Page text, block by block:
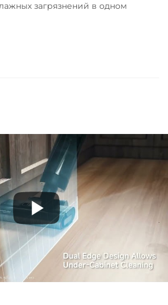
загрязнений в одном